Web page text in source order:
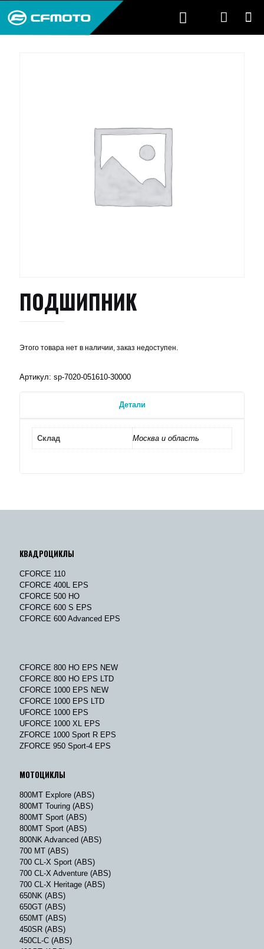
ПОДШИПНИК
Этого товара нет в наличии, заказ недоступен.
Артикул: sp-7020-051610-30000
Детали
Склад Москва и область
КВАДРОЦИКЛЫ
CFORCE 110
CFORCE 400L EPS
CFORCE 500 HO
CFORCE 600 S EPS
CFORCE 600 Advanced EPS
CFORCE 800 HO EPS NEW
CFORCE 800 HO EPS LTD
CFORCE 1000 EPS NEW
CFORCE 1000 EPS LTD
UFORCE 1000 EPS
UFORCE 1000 XL EPS
ZFORCE 1000 Sport R EPS
ZFORCE 950 Sport-4 EPS
МОТОЦИКЛЫ
800MT Explore (ABS)
800MT Touring (ABS)
800MT Sport (ABS)
800MT Sport (ABS)
800NK Advanced (ABS)
700 MT (ABS)
700 CL-X Sport (ABS)
700 CL-X Adventure (ABS)
700 CL-X Heritage (ABS)
650NK (ABS)
650GT (ABS)
650MT (ABS)
450SR (ABS)
450CL-C (ABS)